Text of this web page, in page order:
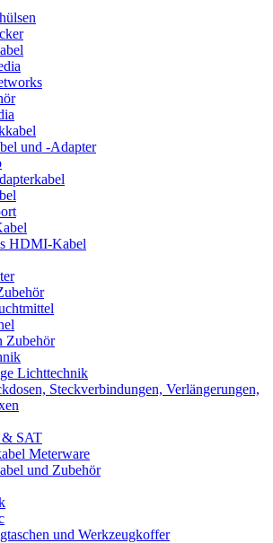
und -Adapter
HDMI-Kabel
Zubehör
Lichttechnik
Steckverbindungen, Verlängerungen,
& SAT
Meterware
und Zubehör
und Werkzeugkoffer